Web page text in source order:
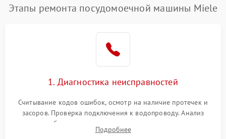
воды
1800 ₽ Подробнее →
Проблемы с
Этапы ремонта посудомоечной машины Miele
1. Диагностика неисправностей
Считывание кодов ошибок, осмотр на наличие протечек и
засоров. Проверка подключения к водопроводу. Анализ
жалоб на отсутствие слива, нагрева, вращения
разбрызгивателей или срабатывание системы защиты
Подробнее